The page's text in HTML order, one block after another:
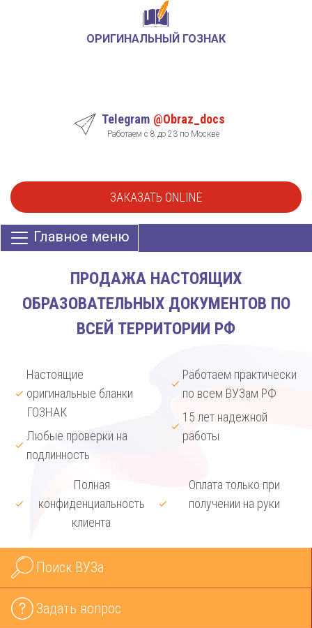
ОРИГИНАЛЬНЫЙ ГОЗНАК
Telegram @Obraz_docs
Работаем с 8 до 23 по Москве
ЗАКАЗАТЬ ONLINE
Главное меню
ПРОДАЖА НАСТОЯЩИХ
ОБРАЗОВАТЕЛЬНЫХ ДОКУМЕНТОВ ПО
ВСЕЙ ТЕРРИТОРИИ РФ
Настоящие
оригинальные бланки
ГОЗНАК
Любые проверки на
подлинность
Работаем практически
по всем ВУЗам РФ
15 лет надежной
работы
Полная
конфиденциальность
клиента
Оплата только при
получении на руки
Поиск ВУЗа
Задать вопрос